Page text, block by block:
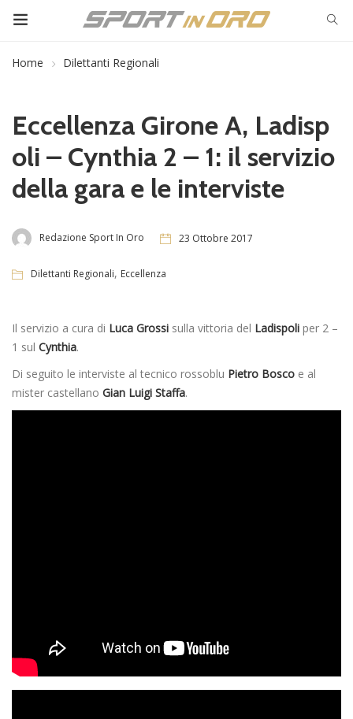
Home Dilettanti Regionali
Eccellenza Girone A, Ladisp
oli – Cynthia 2 – 1: il servizio
della gara e le interviste
Redazione Sport In Oro 23 Ottobre 2017
Dilettanti Regionali, Eccellenza
Il servizio a cura di Luca Grossi sulla vittoria del Ladispoli per 2 –
1 sul Cynthia.
Di seguito le interviste al tecnico rossoblu Pietro Bosco e al
mister castellano Gian Luigi Staffa.